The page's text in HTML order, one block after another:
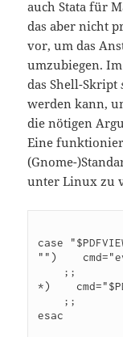
auch Stata für
das aber nicht
vor, um das
umzubiegen.
das Shell-Skript
werden kann,
die nötigen
Eine
(Gnome-
unter Linux zu
case
"")
;;
*)
;;
esac